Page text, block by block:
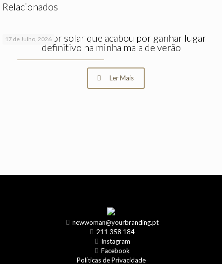
Relacionados
17 de Julho, 2026
O protetor solar que acabou por ganhar lugar
definitivo na minha mala de verão
Ler Mais
newwoman@yourbranding.pt
211 358 184
Instagram
Facebook
Políticas de Privacidade